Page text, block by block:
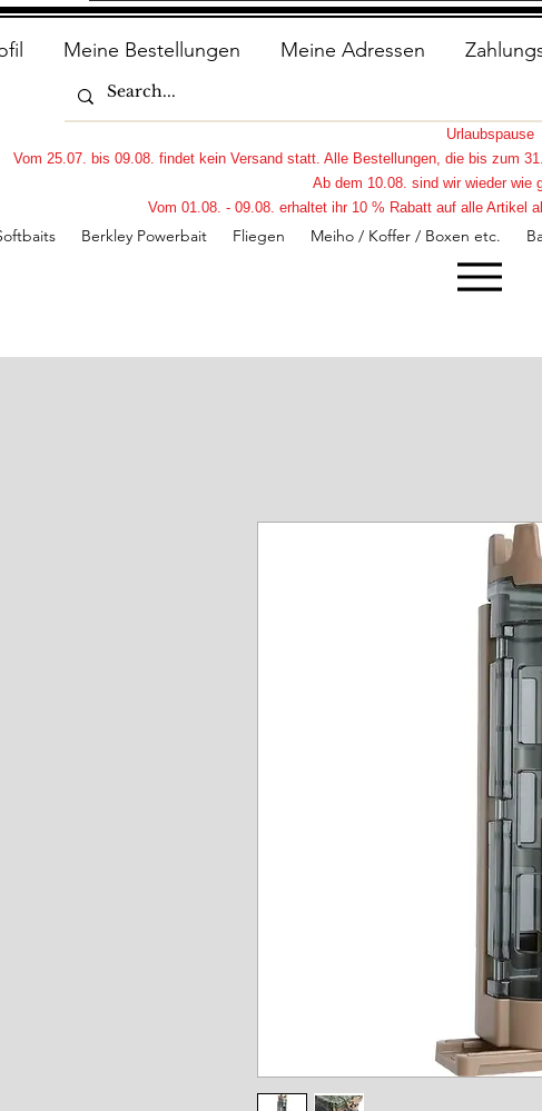
www.angel-
Meine Bestellungen Meine Adressen
Berkley Powerbait Fliegen Meiho / Koffer / Boxen etc.
Urlaubspause
Vom 25.07. bis 09.08. findet kein Versand statt. Alle Bestellungen, die bis zum
Ab dem 10.08. sind wir wieder wie
Vom 01.08. - 09.08. erhaltet ihr 10 % Rabatt auf alle Artikel